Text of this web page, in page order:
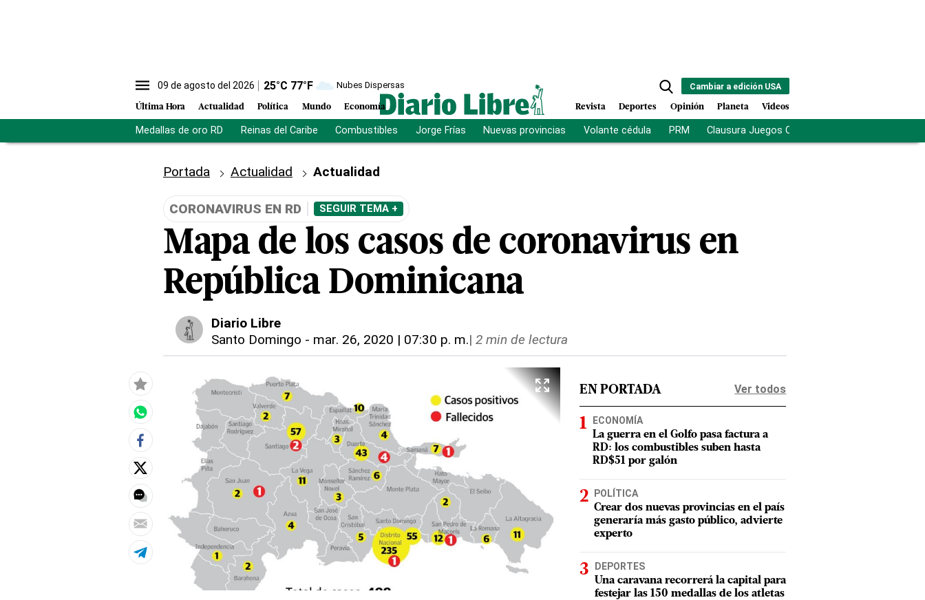
09 de agosto del 2026 25°C 77°F Nubes Dispersas
Última Hora Actualidad Política Mundo Economía
Cambiar a edición USA
Revista Deportes Opinión Planeta Videos
Medallas de oro RD Reinas del Caribe Combustibles Jorge Frías Nuevas provincias Volante cédula PRM Clausura Juegos Centroamericanos
Portada Actualidad Actualidad
CORONAVIRUS EN RD SEGUIR TEMA +
Mapa de los casos de coronavirus en
República Dominicana
Diario Libre
Santo Domingo - mar. 26, 2020 | 07:30 p. m.| 2 min de lectura
EN PORTADA Ver todos
ECONOMÍA
La guerra en el Golfo pasa factura a
RD: los combustibles suben hasta
RD$51 por galón
POLÍTICA
Crear dos nuevas provincias en el país
generaría más gasto público, advierte
experto
DEPORTES
Una caravana recorrerá la capital para
festejar las 150 medallas de los atletas